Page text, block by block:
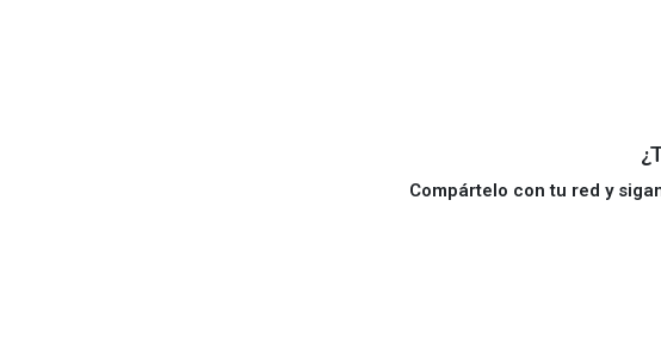
Compártelo con tu red y